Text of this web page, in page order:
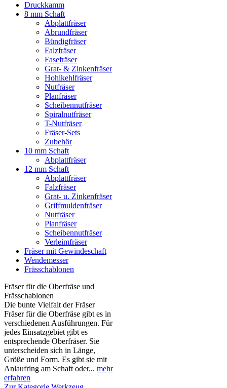
Druckkamm
8 mm Schaft
Abplattfräser
Abrundfräser
Bündigfräser
Falzfräser
Fasefräser
Grat- & Zinkenfräser
Hohlkehlfräser
Nutfräser
Planfräser
Scheibennutfräser
Spiralnutfräser
T-Nutfräser
Fräser-Sets
Zubehör
10 mm Schaft
Abplattfräser
12 mm Schaft
Abplattfräser
Falzfräser
Grat- u. Zinkenfräser
Griffmuldenfräser
Nutfräser
Planfräser
Scheibennutfräser
Verleimfräser
Fräser mit Gewindeschaft
Wendemesser
Frässchablonen
Fräser für die Oberfräse und
Frässchablonen
Die bunte Vielfalt der Fräser
Fräser für die Oberfräse gibt es in
verschiedenen Ausführungen. Für
jedes Einsatzgebiet gibt es
entsprechende Oberfräser. Sie
unterscheiden sich in Länge,
Größe und Form. Es gibt sie mit
Anlaufring am Schaft oder... mehr
erfahren